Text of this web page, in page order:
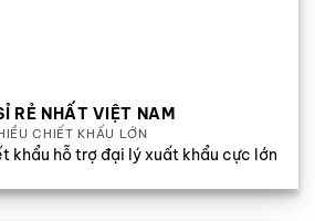
RẺ NHẤT VIỆT NAM
CHIẾT KHẤU LỚN
khẩu hỗ trợ đại lý xuất khẩu cực lớn